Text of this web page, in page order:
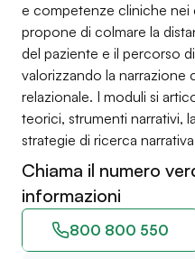
e competenze cliniche nei
propone di colmare la
del paziente e il percorso
valorizzando la
relazionale. I moduli si
teorici, strumenti narrativi,
strategie di ricerca
Chiama il numero
informazioni
800 800 550